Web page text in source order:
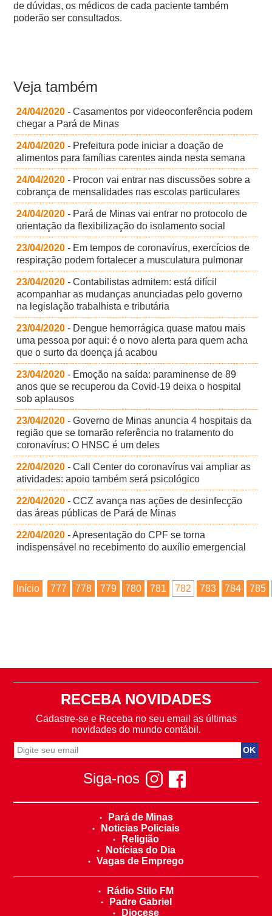
de dúvidas, os médicos de cada paciente também
poderão ser consultados.
Veja também
24/04/2020 - Casamentos por videoconferência podem
chegar a Pará de Minas
24/04/2020 - Prefeitura pode iniciar a doação de
alimentos para famílias carentes ainda nesta semana
24/04/2020 - Procon vai entrar nas discussões sobre a
cobrança de mensalidades nas escolas particulares
24/04/2020 - Pará de Minas vai entrar no protocolo de
orientação da flexibilização do isolamento social
23/04/2020 - Em tempos de coronavírus, exercícios de
respiração podem fortalecer a musculatura pulmonar
23/04/2020 - Contabilistas admitem: está difícil
acompanhar as mudanças anunciadas pelo governo
na legislação trabalhista e tributária
23/04/2020 - Dengue hemorrágica quase matou mais
uma pessoa por aqui: é o novo alerta para quem acha
que o surto da doença já acabou
23/04/2020 - Emoção na saída: paraminense de 89
anos que se recuperou da Covid-19 deixa o hospital
sob aplausos
23/04/2020 - Governo de Minas anuncia 4 hospitais da
região que se tornarão referência no tratamento do
coronavírus: O HNSC é um deles
22/04/2020 - Call Center do coronavírus vai ampliar as
atividades: apoio também será psicológico
22/04/2020 - CCZ avança nas ações de desinfecção
das áreas públicas de Pará de Minas
22/04/2020 - Apresentação do CPF se torna
indispensável no recebimento do auxílio emergencial
Início 777 778 779 780 781 782 783 784 785
RECEBA NOVIDADES
Cadastre-se e Receba no seu email as últimas
novidades do mundo contábil.
Siga-nos
Pará de Minas
Noticias Policiais
Religião
Notícias do Dia
Vagas de Emprego
Rádio Stilo FM
Padre Gabriel
Diocese